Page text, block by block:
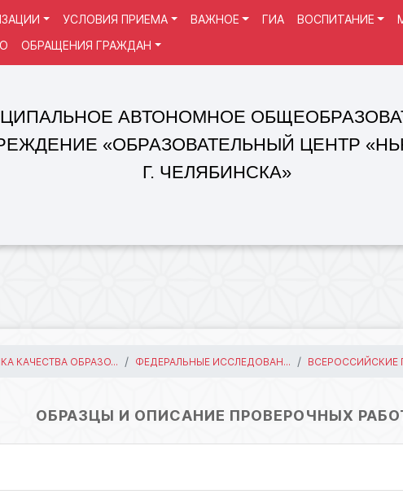
УСЛОВИЯ ПРИЕМА ВАЖНОЕ ГИА ВОСПИТАНИЕ
ОБРАЩЕНИЯ ГРАЖДАН
«ОБРАЗОВАТЕЛЬНЫЙ ЦЕНТР «НЬЮТОН»
Г. ЧЕЛЯБИНСКА»
КАЧЕСТВА ОБРАЗО... ФЕДЕРАЛЬНЫЕ ИССЛЕДОВАН... ВСЕРОССИЙСКИЕ
ОБРАЗЦЫ И ОПИСАНИЕ ПРОВЕРОЧНЫХ